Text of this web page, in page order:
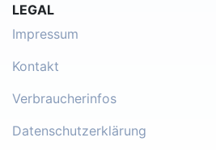
LEGAL
Impressum
Kontakt
Verbraucherinfos
Datenschutzerklärung